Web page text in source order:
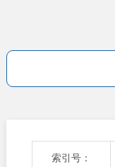
索引号：